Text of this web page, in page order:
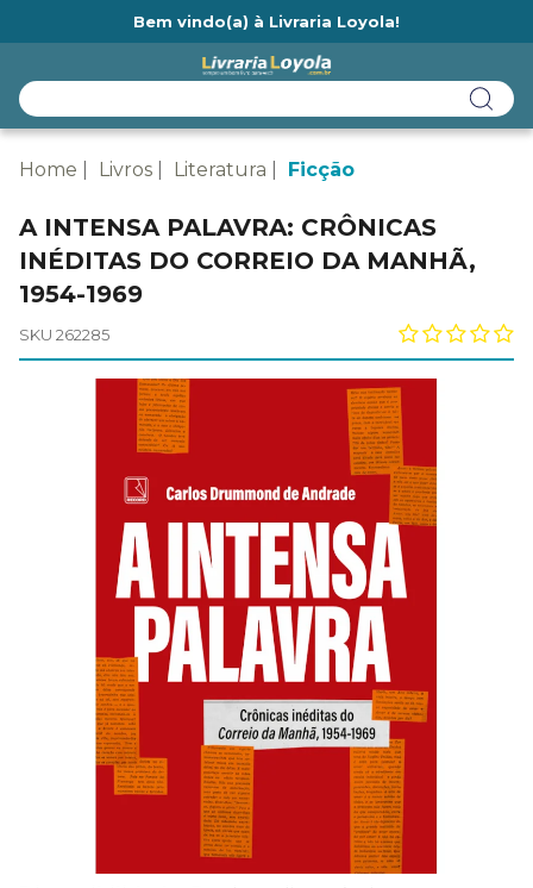
Bem vindo(a) à Livraria Loyola!
Home Livros Literatura Ficção
A INTENSA PALAVRA: CRÔNICAS
INÉDITAS DO CORREIO DA MANHÃ,
1954-1969
SKU 262285